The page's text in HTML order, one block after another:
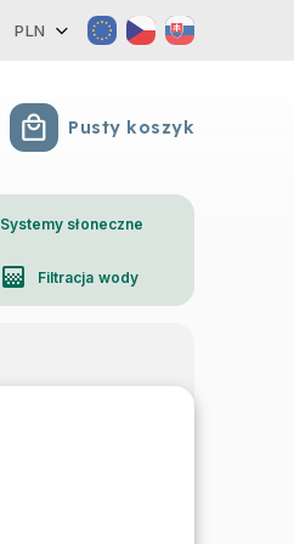
PLN
Koszyk
Pusty koszyk
Systemy słoneczne
gradient Filtracja wody